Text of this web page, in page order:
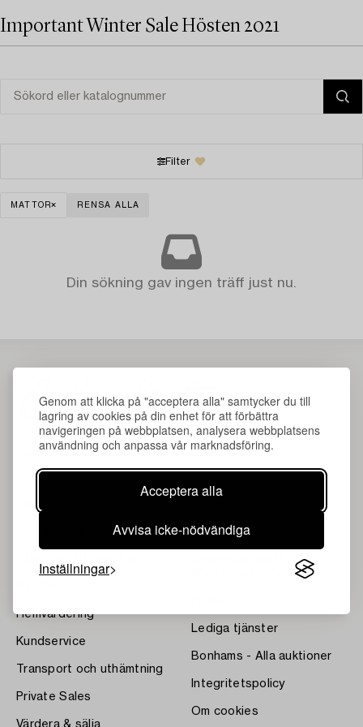
Genom att klicka på "acceptera alla" samtycker du till
lagring av cookies på din enhet för att förbättra
navigeringen på webbplatsen, analysera webbplatsens
användning och anpassa vår marknadsföring.
Acceptera alla
Avvisa icke-nödvändiga
Inställningar
Important Winter Sale Hösten 2021
Filter
MATTOR RENSA ALLA
Din sökning gav ingen träff just nu.
Kontakta våra specialister
Hemvärdering
Kundservice
Transport och uthämtning
Private Sales
Värdera & sälja
Bukipedia
Lediga tjänster
Bonhams - Alla auktioner
Integritetspolicy
Om cookies